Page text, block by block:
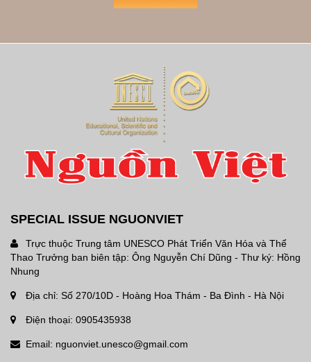
SPECIAL ISSUE NGUONVIET
Trực thuộc Trung tâm UNESCO Phát Triển Văn Hóa và Thể
Thao Trưởng ban biên tập: Ông Nguyễn Chí Dũng - Thư ký: Hồng
Nhung
Địa chỉ: Số 270/10D - Hoàng Hoa Thám - Ba Đình - Hà Nội
Điện thoại: 0905435938
Email: nguonviet.unesco@gmail.com